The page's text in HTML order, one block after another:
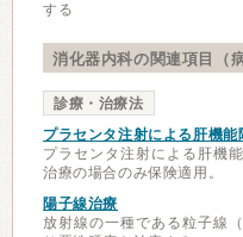
する
消化器内科の関連項目（
診療・治療法
プラセンタ注射による肝機能
プラセンタ注射による肝機
治療の場合のみ保険適用。
陽子線治療
放射線の一種である粒子線